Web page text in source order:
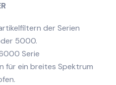
der Serien
5000.
Serie
für ein breites Spektrum